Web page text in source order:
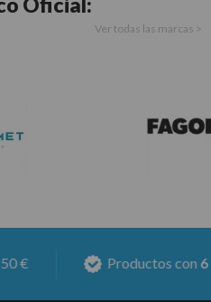
Ver todas las marcas >
Productos con 6